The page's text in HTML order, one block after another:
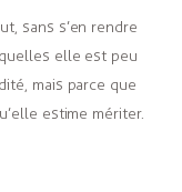
sans s’en rendre
elle est peu
mais parce que
estime mériter.